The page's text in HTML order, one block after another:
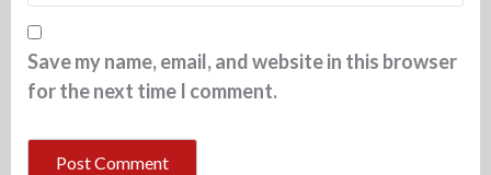
Save my name, email, and website in this browser
for the next time I comment.